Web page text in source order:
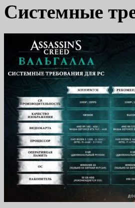
Системные